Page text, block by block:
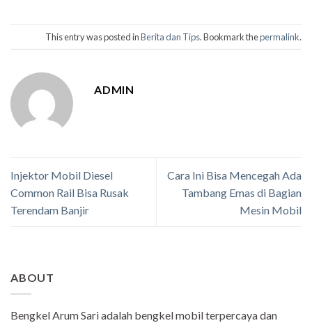
ABOUT
Bengkel Arum Sari adalah bengkel mobil terpercaya dan
This entry was posted inBerita dan Tips. Bookmark thepermalink.
ADMIN
Injektor Mobil Diesel
Common Rail Bisa Rusak
Terendam Banjir
Cara Ini Bisa Mencegah Ada
Tambang Emas di Bagian
Mesin Mobil